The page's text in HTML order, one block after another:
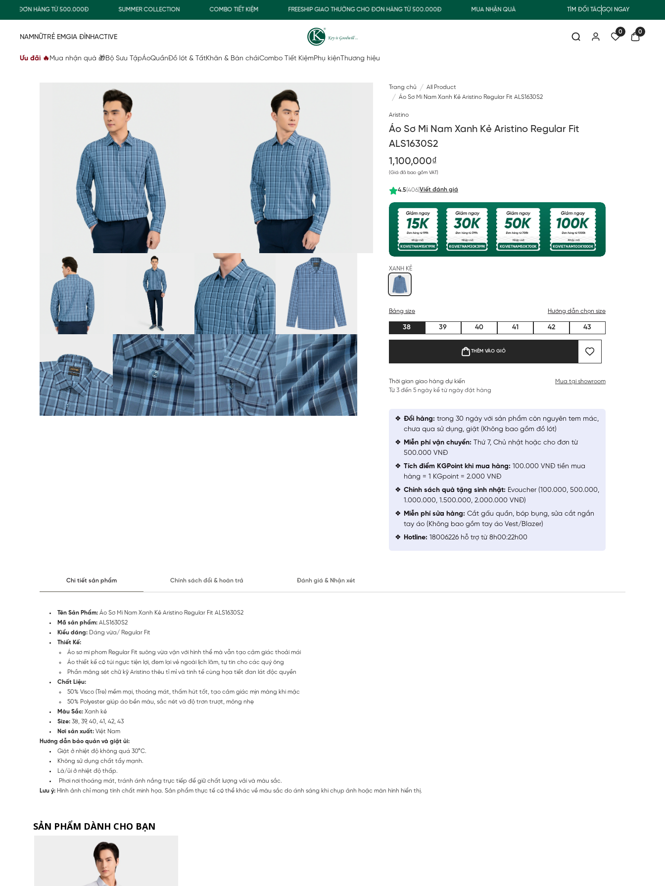
ĐƠN HÀNG TỪ 500.000Đ SUMMER COLLECTION COMBO TIẾT KIỆM FREESHIP GIAO THƯỜNG CHO ĐƠN HÀNG TỪ 500.000Đ MUA NHẬN QUÀ FREESHIP GIAO THƯỜNG CHO ĐƠN HÀNG TỪ
TÌM ĐỐI TÁCGỌI NGAY
0 0
NAMNỮTRẺ EMGIA ĐÌNHACTIVE
Ưu đãi 🔥 Mua nhận quà 🎁Bộ Sưu TậpÁoQuầnĐồ lót & TấtKhăn & Bàn chảiCombo Tiết KiệmPhụ kiện Thương hiệu
Trang chủ
All Product
Áo Sơ Mi Nam Xanh Kẻ Aristino Regular Fit ALS1630S2
Aristino
Áo Sơ Mi Nam Xanh Kẻ Aristino Regular Fit
ALS1630S2
1,100,000₫
(Giá đã bao gồm VAT)
4.5(406)Viết đánh giá
XANH KẺ
Bảng size Hướng dẫn chọn size
38 39 40 41 42 43
THÊM VÀO GIỎ
Thời gian giao hàng dự kiến
Từ 3 đến 5 ngày kể từ ngày đặt hàng
Mua tại showroom
Đổi hàng: trong 30 ngày với sản phẩm còn nguyên tem mác,
chưa qua sử dụng, giặt (Không bao gồm đồ lót)
Miễn phí vận chuyển: Thứ 7, Chủ nhật hoặc cho đơn từ
500.000 VNĐ
Tích điểm KGPoint khi mua hàng: 100.000 VNĐ tiền mua
hàng = 1 KGpoint = 2.000 VNĐ
Chính sách quà tặng sinh nhật: Evoucher (100.000, 500.000,
1.000.000, 1.500.000, 2.000.000 VNĐ)
Miễn phí sửa hàng: Cắt gấu quần, bóp bụng, sửa cắt ngắn
tay áo (Không bao gồm tay áo Vest/Blazer)
Hotline: 18006226 hỗ trợ từ 8h00:22h00
Chi tiết sản phẩm Chính sách đổi & hoàn trả Đánh giá & Nhận xét
Tên Sản Phẩm: Áo Sơ Mi Nam Xanh Kẻ Aristino Regular Fit ALS1630S2
Mã sản phẩm: ALS1630S2
Kiểu dáng: Dáng vừa/ Regular Fit
Thiết Kế:
Áo sơ mi phom Regular Fit suông vừa vặn với hình thể mà vẫn tạo cảm giác thoải mái
Áo thiết kế có túi ngực tiện lợi, đem lại vẻ ngoài lịch lãm, tự tin cho các quý ông
Phần măng sét chữ kỹ Aristino thêu tỉ mỉ và tinh tế cùng họa tiết đan lát độc quyền
Chất Liệu:
50% Visco (Tre) mềm mại, thoáng mát, thấm hút tốt, tạo cảm giác mịn màng khi mặc
50% Polyester giúp áo bền màu, sắc nét và độ trơn trượt, mỏng nhẹ
Màu Sắc: Xanh kẻ
Size: 38, 39, 40, 41, 42, 43
Nơi sản xuất: Việt Nam
Hướng dẫn bảo quản và giặt ủi:
Giặt ở nhiệt độ không quá 30°C.
Không sử dụng chất tẩy mạnh.
Là/ủi ở nhiệt độ thấp.
Phơi nơi thoáng mát, tránh ánh nắng trực tiếp để giữ chất lượng vải và màu sắc.
Lưu ý: Hình ảnh chỉ mang tính chất minh họa. Sản phẩm thực tế có thể khác về màu sắc do ánh sáng khi chụp ảnh hoặc màn hình hiển thị.
SẢN PHẨM DÀNH CHO BẠN